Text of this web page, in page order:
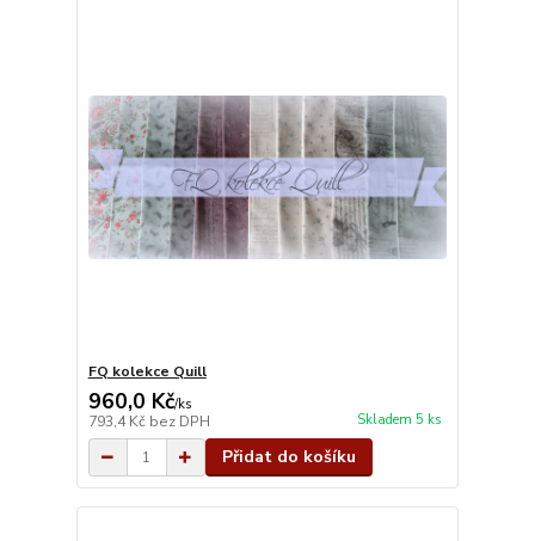
FQ kolekce Quill
960,0 Kč/ks
793,4 Kč bez DPH Skladem 5 ks
Přidat do košíku